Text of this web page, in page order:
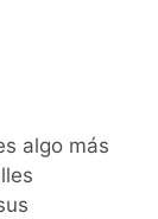
algo más